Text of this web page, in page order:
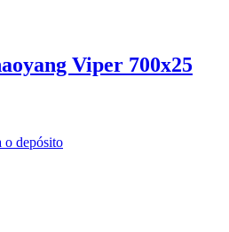
Viper 700x25
o depósito